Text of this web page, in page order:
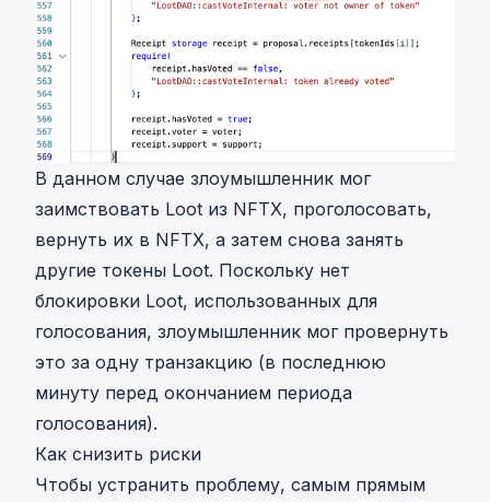
В данном случае злоумышленник мог
заимствовать Loot из NFTX, проголосовать,
вернуть их в NFTX, а затем снова занять
другие токены Loot. Поскольку нет
блокировки Loot, использованных для
голосования, злоумышленник мог провернуть
это за одну транзакцию (в последнюю
минуту перед окончанием периода
голосования).
Как снизить риски
Чтобы устранить проблему, самым прямым